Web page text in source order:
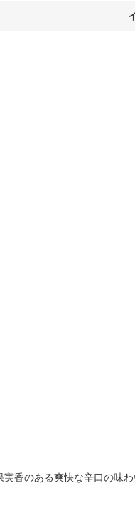
香のある爽快な辛口の味